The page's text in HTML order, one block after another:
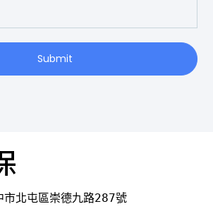
Submit
北屯區崇德九路287號